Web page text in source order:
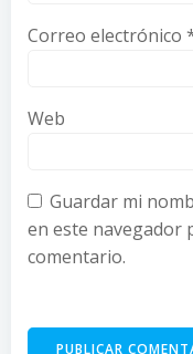
Correo electrónico
Web
Guardar mi
en este navegador
comentario.